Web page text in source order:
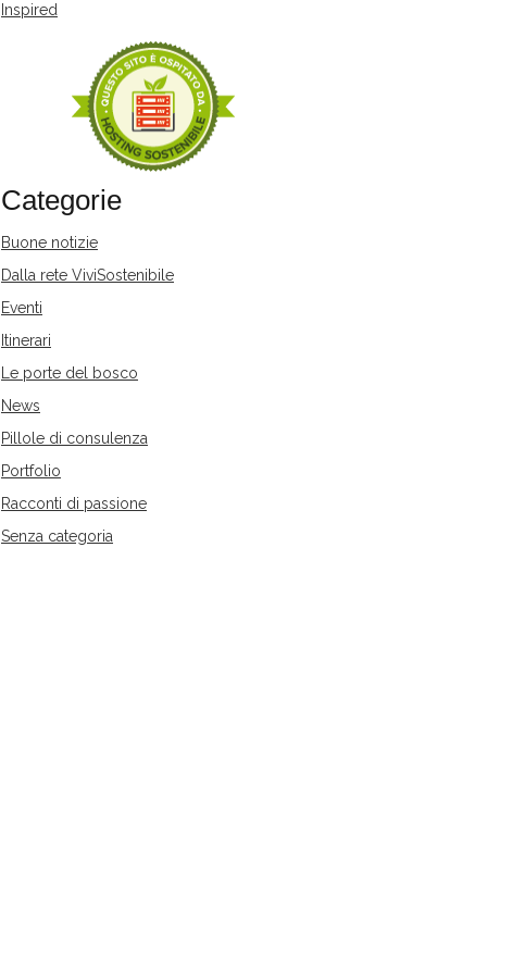
Inspired
Categorie
Buone notizie
Dalla rete ViviSostenibile
Eventi
Itinerari
Le porte del bosco
News
Pillole di consulenza
Portfolio
Racconti di passione
Senza categoria